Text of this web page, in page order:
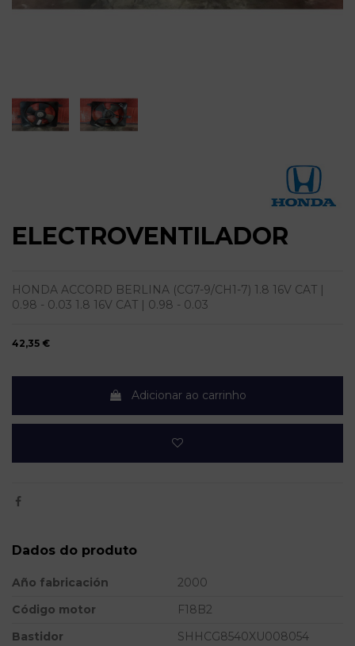
ELECTROVENTILADOR
HONDA ACCORD BERLINA (CG7-9/CH1-7) 1.8 16V CAT |
0.98 - 0.03 1.8 16V CAT | 0.98 - 0.03
42,35 €
Adicionar ao carrinho
Dados do produto
Año fabricación
2000
Código motor
F18B2
Bastidor
SHHCG8540XU008054